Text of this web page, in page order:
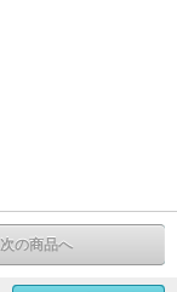
次の商品へ